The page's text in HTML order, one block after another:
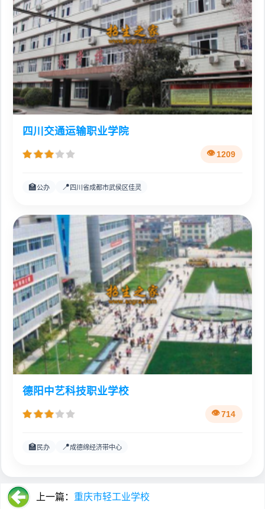
四川交通运输职业学院
1209
🏫公办 📍四川省成都市武侯区佳灵
德阳中艺科技职业学校
714
🏫 民办 📍成德绵经济带中心
上一篇： 重庆市轻工业学校